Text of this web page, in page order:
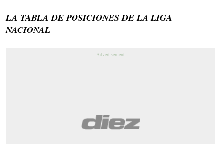
LA TABLA DE POSICIONES DE LA LIGA
NACIONAL